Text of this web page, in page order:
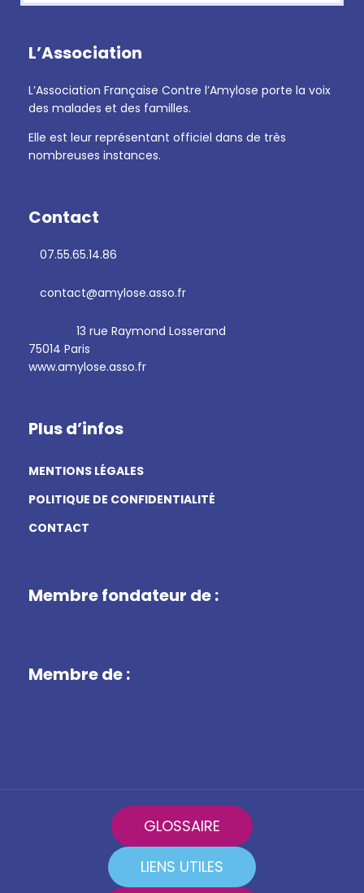
L’Association
L’Association Française Contre l’Amylose porte la voix
des malades et des familles.
Elle est leur représentant officiel dans de très
nombreuses instances.
Contact
07.55.65.14.86
contact@amylose.asso.fr
13 rue Raymond Losserand
75014 Paris
www.amylose.asso.fr
Plus d’infos
MENTIONS LÉGALES
POLITIQUE DE CONFIDENTIALITÉ
CONTACT
Membre fondateur de :
Membre de :
GLOSSAIRE
LIENS UTILES